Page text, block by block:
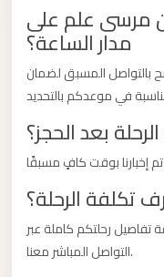
مرسى علم على
مدار الساعة؟
بالتواصل المسبق لضمان
بعد الحجز؟
تكلفة الرحلة؟
رحلتكم كاملة عبر
التواصل المباشر معنا.
cairo
airport
Sheikh
Zayed
Taxi
sharm
Sharm